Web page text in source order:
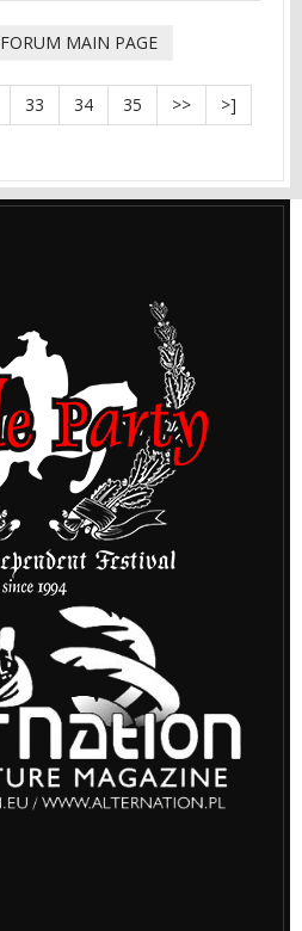
FORUM MAIN PAGE
33 34 35 >> >]